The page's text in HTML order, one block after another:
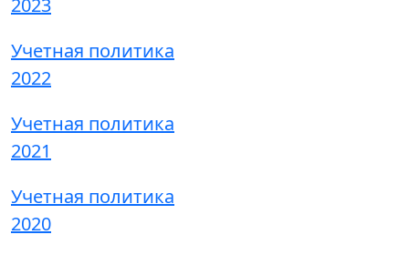
Учетная политика
2022
Учетная политика
2021
Учетная политика
2020